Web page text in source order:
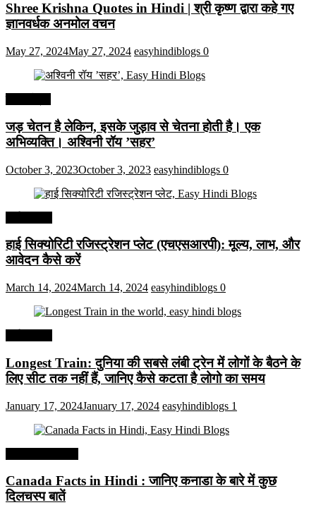
Shree Krishna Quotes in Hindi | श्री कृष्ण द्वारा कहे गए
ज्ञानवर्धक अनमोल वचन
May 27, 2024May 27, 2024 easyhindiblogs 0
जड़ चेतन है लेकिन, इसके जुड़ाव से चेतना होती है। एक
अभिव्यक्ति। अश्विनी रॉय ’सहर’
October 3, 2023October 3, 2023 easyhindiblogs 0
हाई सिक्योरिटी रजिस्ट्रेशन प्लेट (एचएसआरपी): मूल्य, लाभ, और
आवेदन कैसे करें
March 14, 2024March 14, 2024 easyhindiblogs 0
Longest Train: दुनिया की सबसे लंबी ट्रेन में लोगों के बैठने के
लिए सीट तक ​​नहीं हैं, जानिए कैसे कटता है लोगो का समय
January 17, 2024January 17, 2024 easyhindiblogs 1
Canada Facts in Hindi : जानिए कनाडा के बारे में कुछ
दिलचस्प बातें